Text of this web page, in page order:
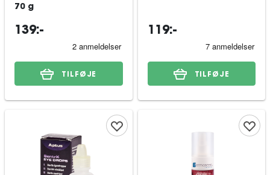
70 g
139:-
TILFØJE
119:-
TILFØJE